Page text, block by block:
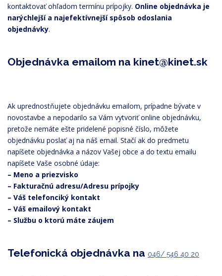
kontaktovať ohľadom termínu prípojky. Online objednávka je
narýchlejší a najefektívnejší spôsob odoslania
objednávky.
Objednávka emailom na kinet@kinet.sk
Ak uprednostňujete objednávku emailom, prípadne bývate v
novostavbe a nepodarilo sa Vám vytvoriť online objednávku,
pretože nemáte ešte pridelené popisné číslo, môžete
objednávku poslať aj na náš email. Stačí ak do predmetu
napíšete objednávka a názov Vašej obce a do textu emailu
napíšete Vaše osobné údaje:
– Meno a priezvisko
– Fakturačnú adresu/Adresu prípojky
– Váš telefonciký kontakt
– Váš emailový kontakt
– Službu o ktorú máte záujem
Telefonická objednávka na 046/ 546 40 20